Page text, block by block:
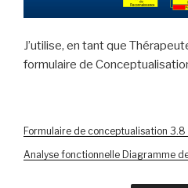
J’utilise, en tant que
formulaire de
Formulaire de conceptualisation 3.8
Analyse fonctionnelle Diagramme